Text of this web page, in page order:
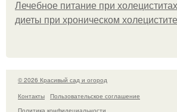
Лечебное питание при
диеты при хроническом холецистите
© 2026 Красивый сад и огород
Контакты
Пользовательское соглашение
Политика конфидециальности